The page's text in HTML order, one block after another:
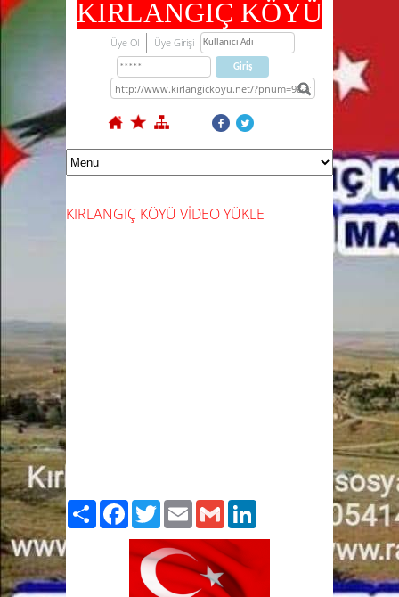
KIRLANGIÇ KÖYÜ
Üye Ol Üye Girişi
KIRLANGIÇ KÖYÜ VİDEO YÜKLE
PaylaşFacebook
TwitterEmailGmail